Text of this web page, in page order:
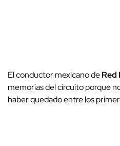
El conductor mexicano deRed
memorias del circuito porque
haber quedado entre los